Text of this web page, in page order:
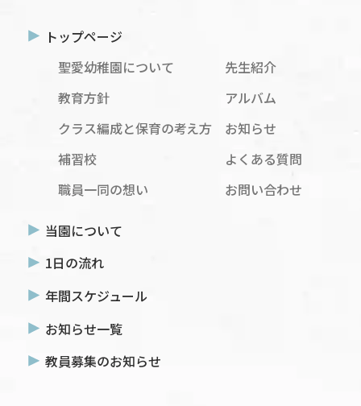
トップページ
聖愛幼稚園について
教育方針
クラス編成と保育の考え方
補習校
職員一同の想い
先生紹介
アルバム
お知らせ
よくある質問
お問い合わせ
当園について
1日の流れ
年間スケジュール
お知らせ一覧
教員募集のお知らせ